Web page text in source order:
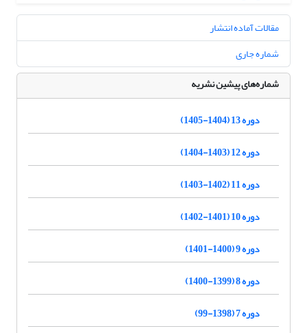
مقالات آماده انتشار
شماره جاری
شماره‌های پیشین نشریه
دوره 13 (1404-1405)
دوره 12 (1403-1404)
دوره 11 (1402-1403)
دوره 10 (1401-1402)
دوره 9 (1400-1401)
دوره 8 (1399-1400)
دوره 7 (1398-99)